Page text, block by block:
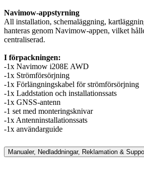
Navimow-appstyrning
All installation, schemaläggning,
hanteras genom Navimow-appen, vilket
centraliserad.
I förpackningen:
-1x Navimow i208E AWD
-1x Strömförsörjning
-1x Förlängningskabel för strömförsörjning
-1x Laddstation och installationssats
-1x GNSS-antenn
-1 set med monteringsknivar
-1x Antenninstallationssats
-1x användarguide
Manualer, Nedladdningar, Reklamation &